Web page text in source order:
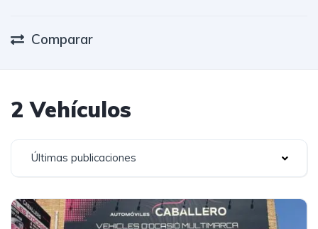
Comparar
2 Vehículos
Últimas publicaciones